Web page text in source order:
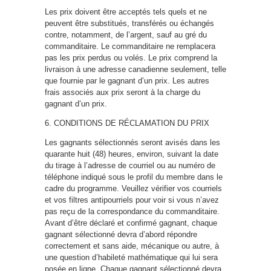
Les prix doivent être acceptés tels quels et ne
peuvent être substitués, transférés ou échangés
contre, notamment, de l’argent, sauf au gré du
commanditaire. Le commanditaire ne remplacera
pas les prix perdus ou volés. Le prix comprend la
livraison à une adresse canadienne seulement, telle
que fournie par le gagnant d’un prix. Les autres
frais associés aux prix seront à la charge du
gagnant d’un prix.
6. CONDITIONS DE RÉCLAMATION DU PRIX
Les gagnants sélectionnés seront avisés dans les
quarante huit (48) heures, environ, suivant la date
du tirage à l’adresse de courriel ou au numéro de
téléphone indiqué sous le profil du membre dans le
cadre du programme. Veuillez vérifier vos courriels
et vos filtres antipourriels pour voir si vous n’avez
pas reçu de la correspondance du commanditaire.
Avant d’être déclaré et confirmé gagnant, chaque
gagnant sélectionné devra d’abord répondre
correctement et sans aide, mécanique ou autre, à
une question d’habileté mathématique qui lui sera
posée en ligne. Chaque gagnant sélectionné devra